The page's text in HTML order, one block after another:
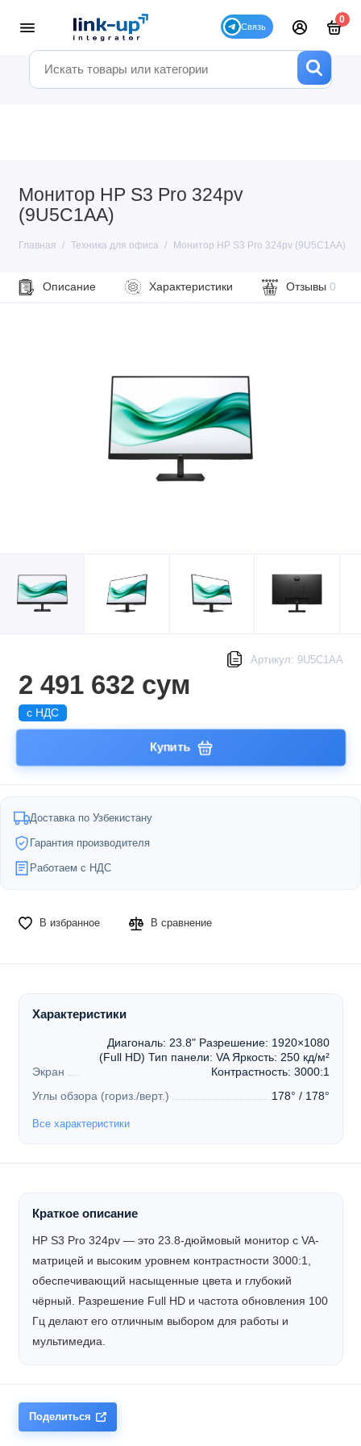
0
Монитор HP S3 Pro 324pv
(9U5C1AA)
Главная Техника для офиса Монитор HP S3 Pro 324pv (9U5C1AA)
Описание Характеристики Отзывы 0
Артикул: 9U5C1AA
2 491 632 сум
с НДС
Купить
Доставка по Узбекистану
Гарантия производителя
Работаем с НДС
В избранное В сравнение
Характеристики
Экран
Диагональ: 23.8" Разрешение: 1920×1080
(Full HD) Тип панели: VA Яркость: 250 кд/м²
Контрастность: 3000:1
Углы обзора (гориз./верт.)
178° / 178°
Все характеристики
Краткое описание
HP S3 Pro 324pv — это 23.8-дюймовый монитор с VA-
матрицей и высоким уровнем контрастности 3000:1,
обеспечивающий насыщенные цвета и глубокий
чёрный. Разрешение Full HD и частота обновления 100
Гц делают его отличным выбором для работы и
мультимедиа.
Поделиться